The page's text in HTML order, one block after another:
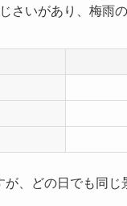
さいがあり、梅雨
、どの日でも同じ